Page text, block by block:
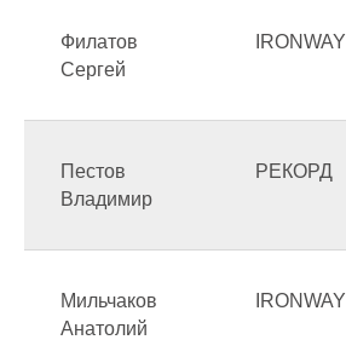
Филатов
Сергей
IRONWAY
Пестов
Владимир
РЕКОРД
Мильчаков
Анатолий
IRONWAY